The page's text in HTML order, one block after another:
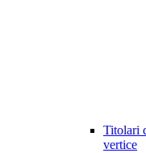
Titolari
vertice